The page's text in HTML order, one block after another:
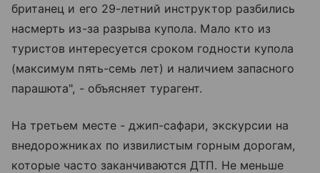
британец и его 29-летний инструктор разбились
насмерть из-за разрыва купола. Мало кто из
туристов интересуется сроком годности купола
(максимум пять-семь лет) и наличием запасного
парашюта", - объясняет турагент.
На третьем месте - джип-сафари, экскурсии на
внедорожниках по извилистым горным дорогам,
которые часто заканчиваются ДТП. Не меньше